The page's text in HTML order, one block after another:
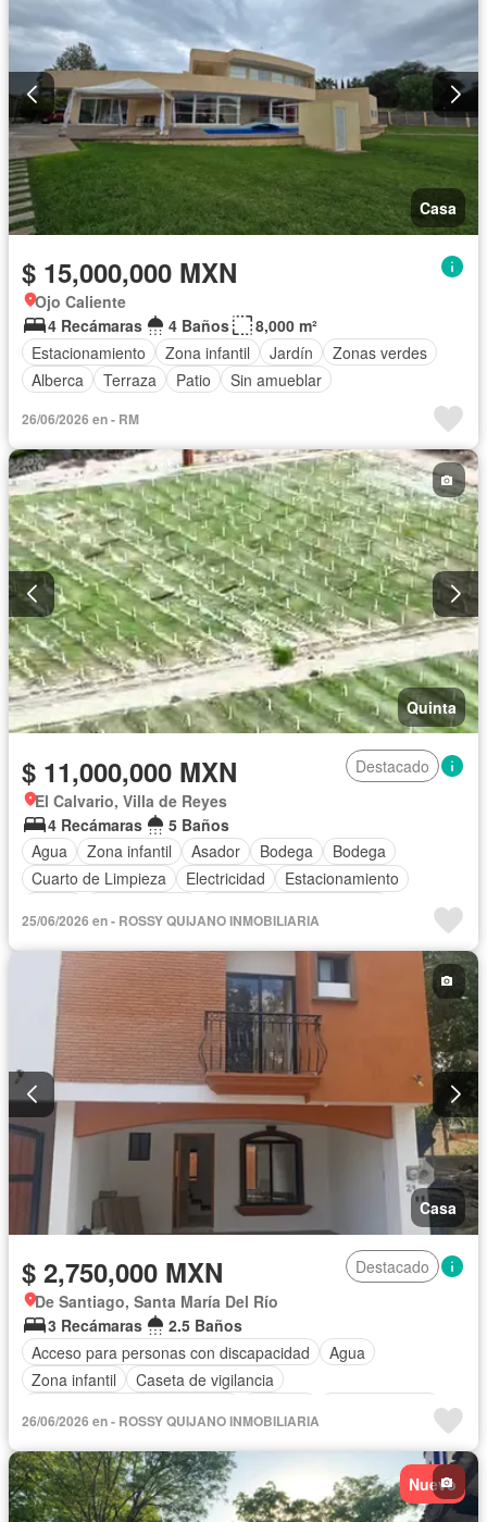
Casa
$ 15,000,000 MXN
Ojo Caliente
4 Recámaras
4 Baños
8,000 m²
Estacionamiento
Zona infantil Jardín
Zonas verdes
Alberca
Terraza Patio Sin amueblar
26/06/2026 en - RM
Quinta
$ 11,000,000 MXN
Destacado
El Calvario, Villa de Reyes
4 Recámaras
5 Baños
Agua
Zona infantil Asador Bodega
Bodega
Cuarto de Limpieza
Electricidad
Estacionamiento
25/06/2026 en - ROSSY QUIJANO INMOBILIARIA
Casa
$ 2,750,000 MXN
Destacado
De Santiago, Santa María Del Río
3 Recámaras
2.5 Baños
Acceso para personas con discapacidad
Agua
Zona infantil
Caseta de vigilancia
Electricidad
Recámara con closet
Sala polivalente
Seguridad
Vista panorámica
26/06/2026 en - ROSSY QUIJANO INMOBILIARIA
Nuevo